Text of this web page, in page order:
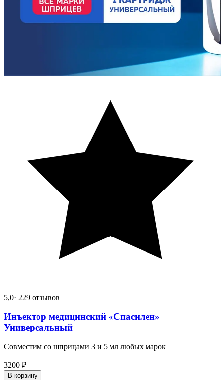
5,0· 229 отзывов
Инъектор медицинский «Спасилен»
Универсальный
Совместим со шприцами 3 и 5 мл любых марок
3200 ₽
В корзину